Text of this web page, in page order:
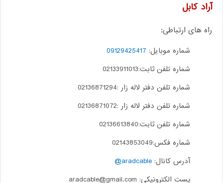
آراد کابل
راه های ارتباطی:
شماره موبایل: 09129425417
شماره تلفن ثابت:02133911013
شماره تلفن دفتر لاله زار :02136871294
شماره تلفن دفتر لاله زار :02136871072
شماره تلفن ثابت:02136613840
شماره فکس:02143853049
آدرس کانال:aradcable@
پست الکترونیکی: aradcable@gmail.com